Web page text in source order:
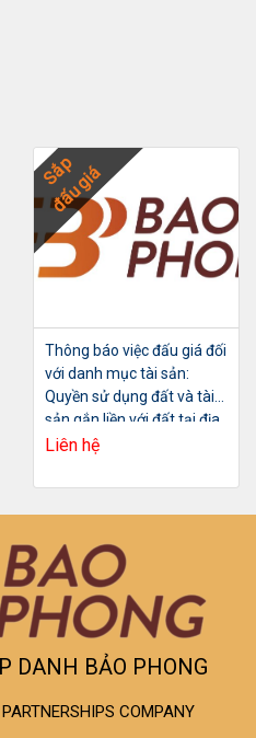
Sắp
đấu giá
Thông báo việc đấu giá đối
với danh mục tài sản:
Quyền sử dụng đất và tài
sản gắn liền với đất tại địa
chỉ: Ô số 16 Lô TT6A dự án
Đàm,
Liên hệ
DANH BẢO PHONG
COMPANY